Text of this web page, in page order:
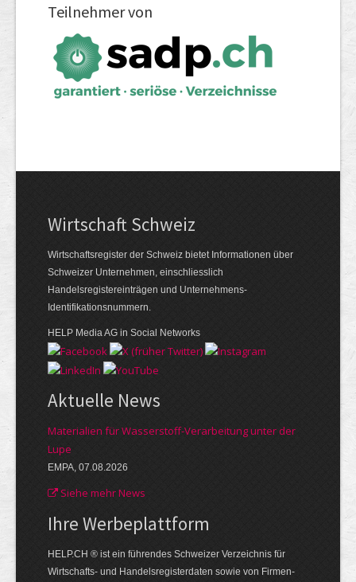
Teilnehmer von
Wirtschaft Schweiz
Wirtschaftsregister der Schweiz bietet Informationen über
Schweizer Unternehmen, einschliesslich
Handelsregistereinträgen und Unternehmens-
Identifikationsnummern.
HELP Media AG in Social Networks
Aktuelle News
Materialien für Wasserstoff-Verarbeitung unter der
Lupe
EMPA, 07.08.2026
Siehe mehr News
Ihre Werbe­plattform
HELP.CH ® ist ein führendes Schweizer Verzeichnis für
Wirtschafts- und Handelsregisterdaten sowie von Firmen­